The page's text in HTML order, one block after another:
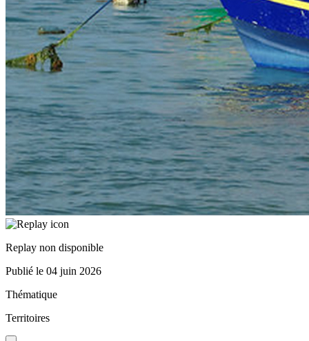
Replay non disponible
Publié le 04 juin 2026
Thématique
Territoires